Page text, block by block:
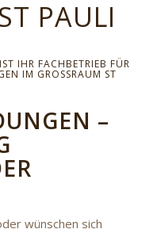
PAULI
IHR FACHBETRIEB FÜR
IM GROSSRAUM ST G
–
wünschen sich